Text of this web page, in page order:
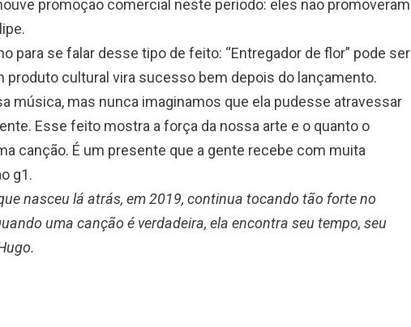
promoção comercial neste período: eles não promoveram
para se falar desse tipo de feito: “Entregador de flor” pode ser
produto cultural vira sucesso bem depois do lançamento.
música, mas nunca imaginamos que ela pudesse atravessar
Esse feito mostra a força da nossa arte e o quanto o
canção. É um presente que a gente recebe com muita
g1.
nasceu lá atrás, em 2019, continua tocando tão forte no
uma canção é verdadeira, ela encontra seu tempo, seu